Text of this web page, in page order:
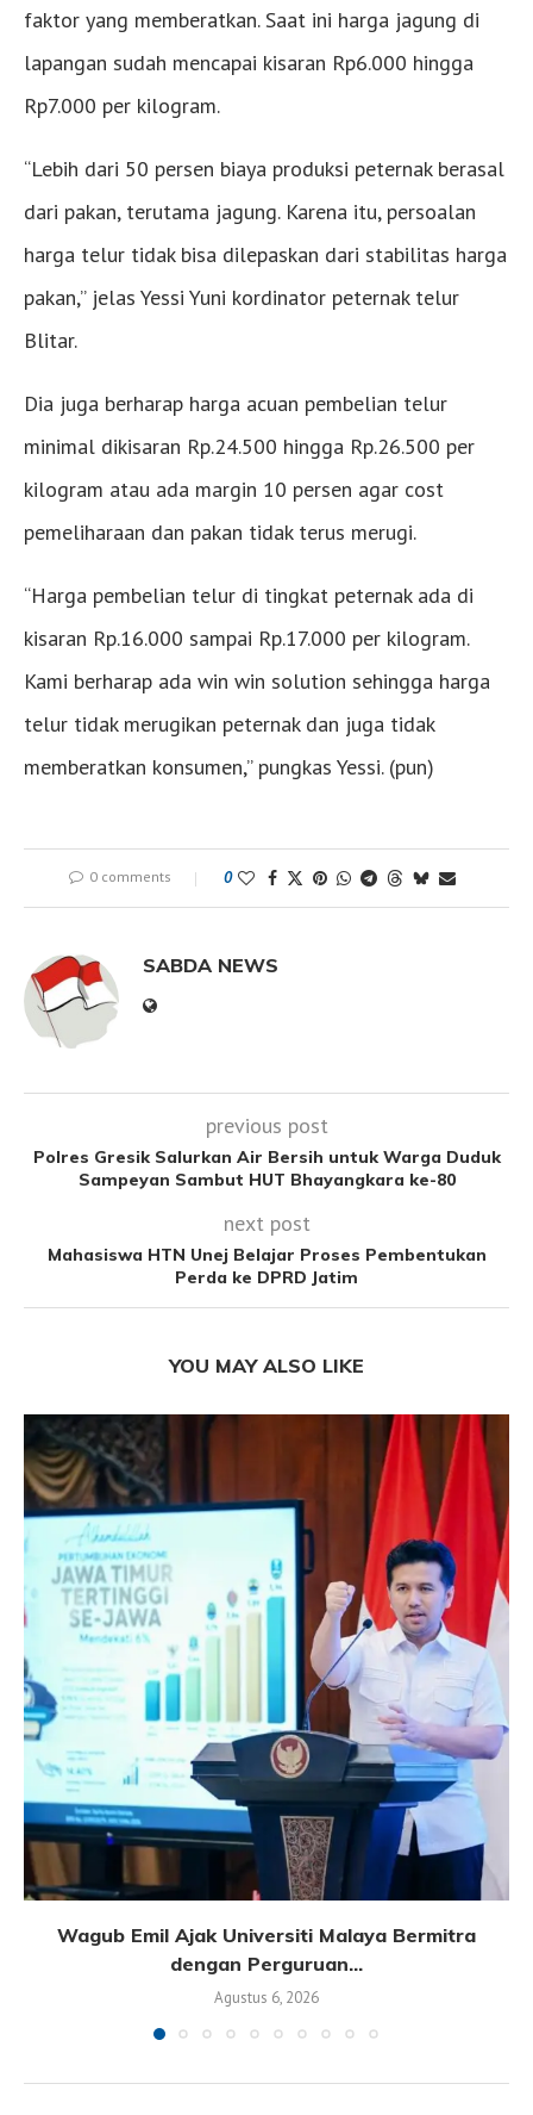
faktor yang memberatkan. Saat ini harga jagung di
lapangan sudah mencapai kisaran Rp6.000 hingga
Rp7.000 per kilogram.
“Lebih dari 50 persen biaya produksi peternak berasal
dari pakan, terutama jagung. Karena itu, persoalan
harga telur tidak bisa dilepaskan dari stabilitas harga
pakan,” jelas Yessi Yuni kordinator peternak telur
Blitar.
Dia juga berharap harga acuan pembelian telur
minimal dikisaran Rp.24.500 hingga Rp.26.500 per
kilogram atau ada margin 10 persen agar cost
pemeliharaan dan pakan tidak terus merugi.
“Harga pembelian telur di tingkat peternak ada di
kisaran Rp.16.000 sampai Rp.17.000 per kilogram.
Kami berharap ada win win solution sehingga harga
telur tidak merugikan peternak dan juga tidak
memberatkan konsumen,” pungkas Yessi. (pun)
0 comments 0
SABDA NEWS
previous post
Polres Gresik Salurkan Air Bersih untuk Warga Duduk
Sampeyan Sambut HUT Bhayangkara ke-80
next post
Mahasiswa HTN Unej Belajar Proses Pembentukan
Perda ke DPRD Jatim
YOU MAY ALSO LIKE
Wagub Emil Ajak Universiti Malaya Bermitra
dengan Perguruan...
Agustus 6, 2026